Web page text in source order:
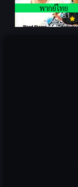
8.1
พากย์ไทย